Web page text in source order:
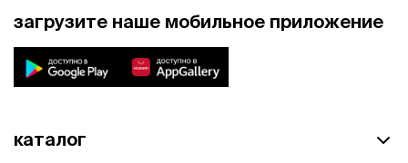
загрузите наше мобильное приложение
каталог